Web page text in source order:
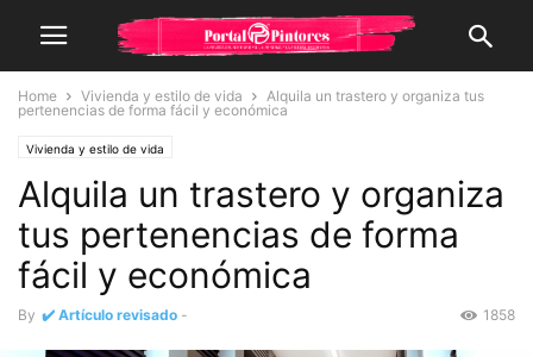
Home Vivienda y estilo de vida
Alquila un trastero y organiza tus
pertenencias de forma fácil y económica
Vivienda y estilo de vida
Alquila un trastero y organiza
tus pertenencias de forma
fácil y económica
By ✔️ Artículo revisado - 1858